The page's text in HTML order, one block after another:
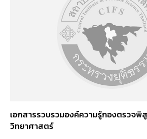
เอกสารรวบรวมองค์ความรู้กองตรวจพิ
วิทยาศาสตร์